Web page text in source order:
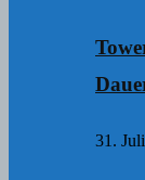
31.